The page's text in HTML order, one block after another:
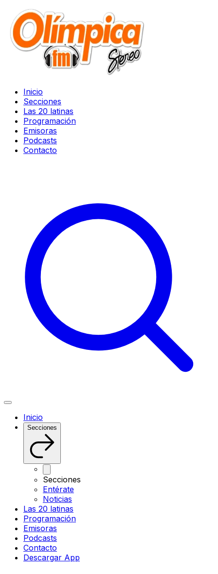
Inicio
Secciones
Las 20 latinas
Programación
Emisoras
Podcasts
Contacto
Inicio
Secciones
Secciones
Entérate
Noticias
Las 20 latinas
Programación
Emisoras
Podcasts
Contacto
Descargar App